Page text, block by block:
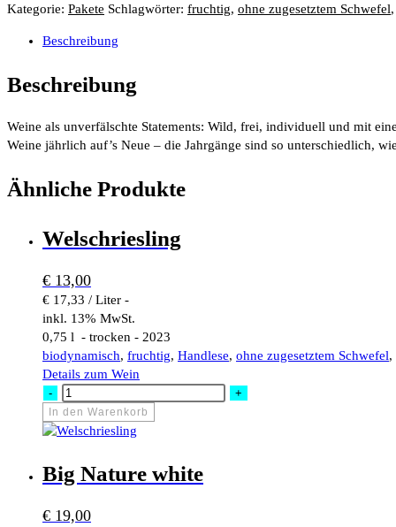
Kategorie: Pakete Schlagwörter: fruchtig, ohne zugesetztem Schwefel
Beschreibung
Beschreibung
Weine als unverfälschte Statements: Wild, frei, individuell und mit
Weine jährlich auf’s Neue – die Jahrgänge sind so unterschiedlich,
Ähnliche Produkte
Welschriesling
€ 13,00
€ 17,33 / Liter -
inkl. 13% MwSt.
0,75 l - trocken - 2023
biodynamisch, fruchtig, Handlese, ohne zugesetztem Schwefel,
Details zum Wein
-
Welschriesling
Menge
+
In den Warenkorb
Big Nature white
€ 19,00